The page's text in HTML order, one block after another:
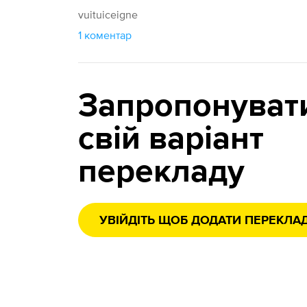
vuituiceigne
1 коментар
свій варіант
перекладу
УВІЙДІТЬ ЩОБ ДОДАТИ